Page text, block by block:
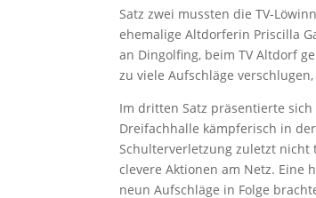
Satz zwei mussten die TV-
ehemalige Altdorferin Priscilla
an Dingolfing, beim TV Altdorf
zu viele Aufschläge
Im dritten Satz präsentierte
Dreifachhalle kämpferisch in
Schulterverletzung zuletzt nicht
clevere Aktionen am Netz. Eine
neun Aufschläge in Folge